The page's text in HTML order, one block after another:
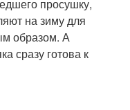
просушку,
на зиму для
образом. А
сразу готова к